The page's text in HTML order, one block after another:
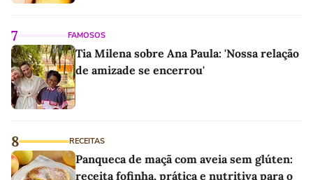
7 FAMOSOS
Tia Milena sobre Ana Paula: 'Nossa relação
de amizade se encerrou'
8 RECEITAS
Panqueca de maçã com aveia sem glúten:
receita fofinha, prática e nutritiva para o